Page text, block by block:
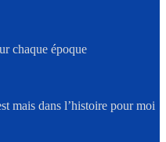
chaque époque
mais dans l’histoire pour moi